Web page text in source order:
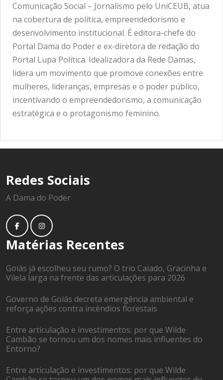
Comunicação Social – Jornalismo pelo UniCEUB, atua
na cobertura de política, empreendedorismo e
desenvolvimento institucional. É editora-chefe do
Portal Dama do Poder e ex-diretora de redação do
Portal Lupa Política. Idealizadora da Rede Damas,
lidera um movimento que promove conexões entre
mulheres, lideranças, empresas e o poder público,
incentivando o empreendedorismo, a comunicação
estratégica e o protagonismo feminino.
Redes Sociais
A Dama do Poder
Matérias Recentes
Goiás já escolheu seu rumo? O trio Caiado, Gracinha e
Vilela larga na frente das articulações para 2026
Governo de Goiás decreta emergência ambiental e
reforça ações contra incêndios florestais
Entre articulação e investimentos: por que Wilde
Cambão se tornou um dos nomes mais influentes do
Entorno?
Entre articulação e investimentos: por que Wilde